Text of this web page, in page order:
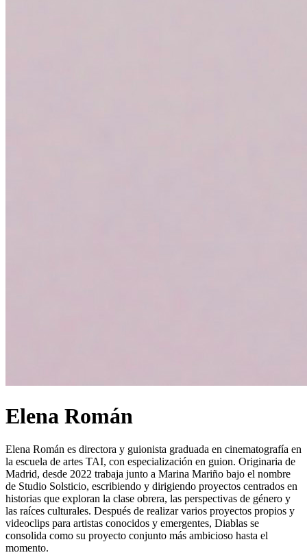
Elena Román
Elena Román es directora y guionista graduada en cinematografía en
la escuela de artes TAI, con especialización en guion. Originaria de
Madrid, desde 2022 trabaja junto a Marina Mariño bajo el nombre
de Studio Solsticio, escribiendo y dirigiendo proyectos centrados en
historias que exploran la clase obrera, las perspectivas de género y
las raíces culturales. Después de realizar varios proyectos propios y
videoclips para artistas conocidos y emergentes, Diablas se
consolida como su proyecto conjunto más ambicioso hasta el
momento.